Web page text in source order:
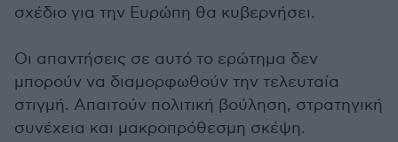
σχέδιο για την Ευρώπη θα κυβερνήσει.
Οι απαντήσεις σε αυτό το ερώτημα δεν
μπορούν να διαμορφωθούν την τελευταία
στιγμή. Απαιτούν πολιτική βούληση, στρατηγική
συνέχεια και μακροπρόθεσμη σκέψη.